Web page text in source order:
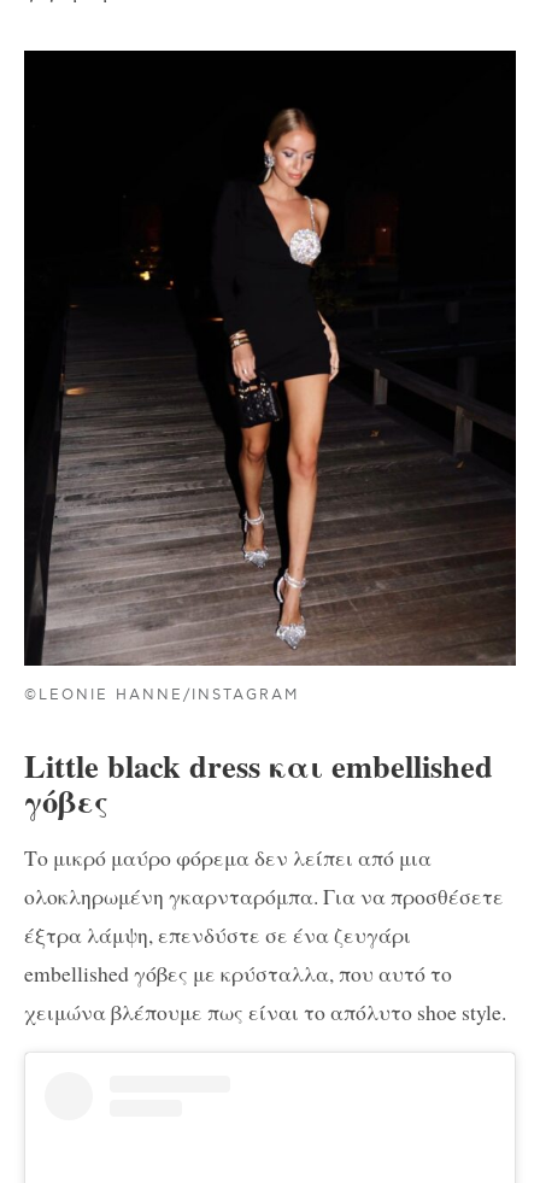
©LEONIE HANNE/INSTAGRAM
Little black dress και embellished
γόβες
Το μικρό μαύρο φόρεμα δεν λείπει από μια
ολοκληρωμένη γκαρνταρόμπα. Για να προσθέσετε
έξτρα λάμψη, επενδύστε σε ένα ζευγάρι
embellished γόβες με κρύσταλλα, που αυτό το
χειμώνα βλέπουμε πως είναι το απόλυτο shoe style.